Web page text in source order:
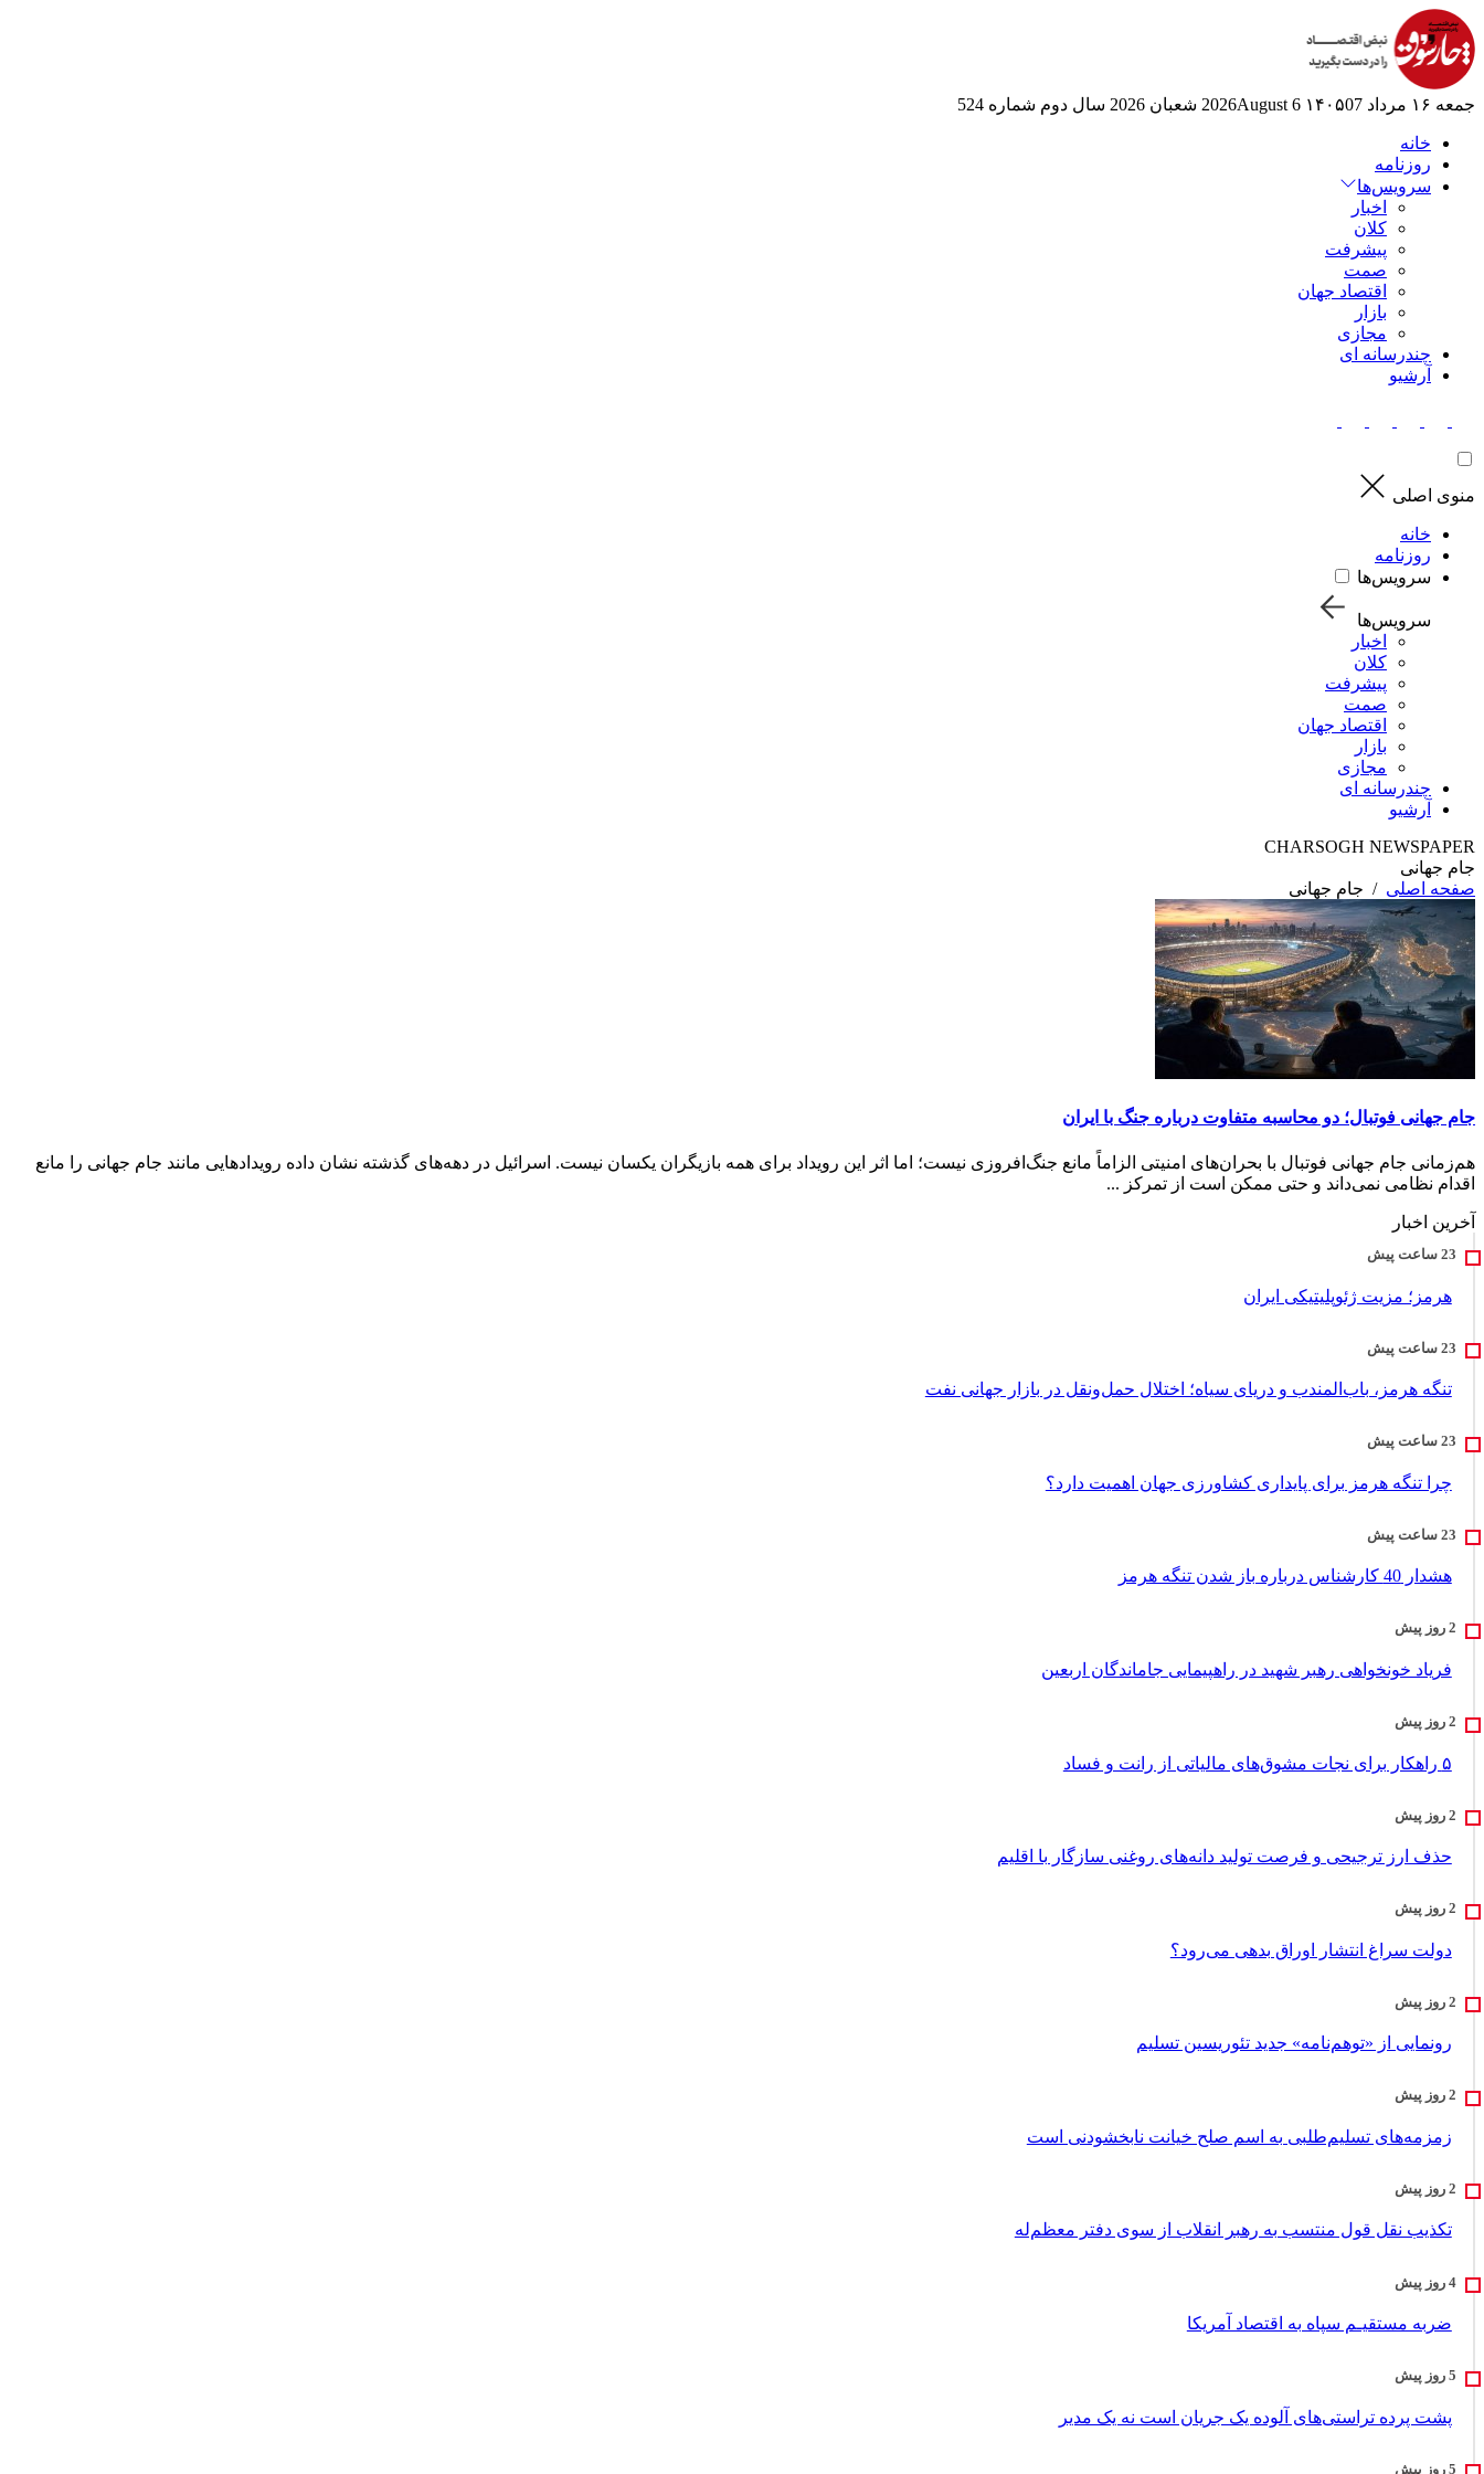
جمعه ۱۶ مرداد ۱۴۰۵ 07 2026August 6 شعبان 2026 سال دوم شماره 524
خانه
روزنامه
سرویس‌ها
اخبار
کلان
پیشرفت
صمت
اقتصاد جهان
بازار
مجازی
چندرسانه ای
آرشیو
منوی اصلی
خانه
روزنامه
سرویس‌ها
سرویس‌ها
اخبار
کلان
پیشرفت
صمت
اقتصاد جهان
بازار
مجازی
چندرسانه ای
آرشیو
CHARSOGH NEWSPAPER
جام جهانی
صفحه اصلی / جام جهانی
جام جهانی فوتبال؛ دو محاسبه متفاوت درباره جنگ با ایران
هم‌زمانی جام جهانی فوتبال با بحران‌های امنیتی الزاماً مانع جنگ‌افروزی نیست؛ اما اثر این رویداد برای همه بازیگران یکسان نیست. اسرائیل در دهه‌های گذشته نشان داده رویدادهایی مانند جام جهانی را مانع
اقدام نظامی نمی‌داند و حتی ممکن است از تمرکز ...
آخرین اخبار
هرمز؛ مزیت ژئوپلیتیکی ایران
تنگه هرمز، باب‌المندب و دریای سیاه؛ اختلال حمل‌ونقل در بازار جهانی نفت
چرا تنگه هرمز برای پایداری کشاورزی جهان اهمیت دارد؟
هشدار 40 کارشناس درباره باز شدن تنگه هرمز
فریاد خونخواهی رهبر شهید در راهپیمایی جاماندگان اربعین
۵ راهکار برای نجات مشوق‌های مالیاتی از رانت و فساد
حذف ارز ترجیحی و فرصت تولید دانه‌های روغنی سازگار با اقلیم
دولت سراغ انتشار اوراق بدهی می‌رود؟
رونمایی از «توهم‌نامه» جدید تئور‌یسین تسلیم
زمزمه‌های تسلیم‌طلبی به اسم صلح خیانت نابخشودنی است
تکذیب نقل قول منتسب به رهبر انقلاب از سوی دفتر معظم‌له
ضربه مستقیـم سپاه به اقتصاد آمر‌یکا
پشت پرده تراستی‌های آلوده یک جریان است نه یک مدیر